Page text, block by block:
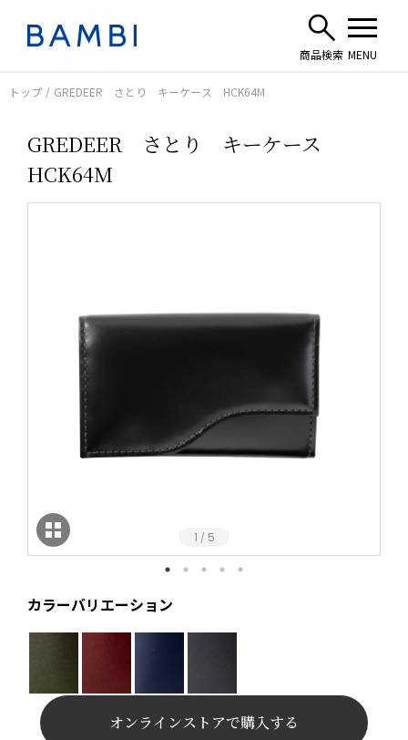
トップ GREDEER さとり キーケース HCK64M
GREDEER さとり キーケース
HCK64M
1 / 5
カラーバリエーション
オンラインストアで購入する